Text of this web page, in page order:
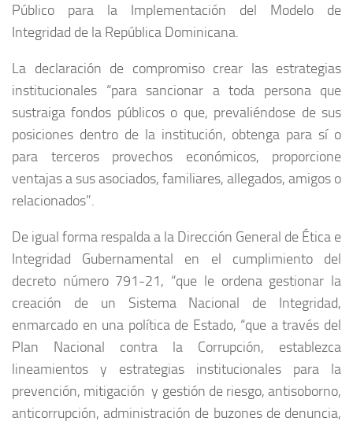
Público para la Implementación del Modelo de
Integridad de la República Dominicana.
La declaración de compromiso crear las estrategias
institucionales “para sancionar a toda persona que
sustraiga fondos públicos o que, prevaliéndose de sus
posiciones dentro de la institución, obtenga para sí o
para terceros provechos económicos, proporcione
ventajas a sus asociados, familiares, allegados, amigos o
relacionados”.
De igual forma respalda a la Dirección General de Ética e
Integridad Gubernamental en el cumplimiento del
decreto número 791-21, “que le ordena gestionar la
creación de un Sistema Nacional de Integridad,
enmarcado en una política de Estado, “que a través del
Plan Nacional contra la Corrupción, establezca
lineamientos y estrategias institucionales para la
prevención, mitigación y gestión de riesgo, antisoborno,
anticorrupción, administración de buzones de denuncia,